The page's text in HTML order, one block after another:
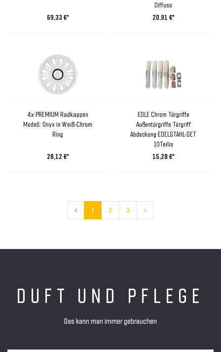
69,33 €*
Diffuso
20,91 €*
4x PREMIUM Radkappen
Modell: Onyx in Weiß-Chrom
Ring
28,12 €*
EDLE Chrom Türgriffe
Außentürgriffe Türgriff
Abdeckung EDELSTAHL-SET
10Teilig
15,28 €*
1 2 3
DUFT UND PFLEGE
Das kann man immer gebrauchen